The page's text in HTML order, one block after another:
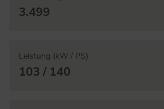
3.499
Leistung (kW / PS)
103 / 140